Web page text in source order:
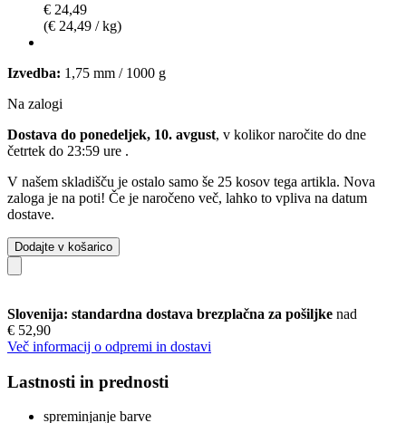
€ 24,49
(€ 24,49 / kg)
Izvedba: 1,75 mm / 1000 g
Na zalogi
Dostava do ponedeljek, 10. avgust, v kolikor naročite do dne
četrtek do 23:59 ure .
V našem skladišču je ostalo samo še 25 kosov tega artikla. Nova
zaloga je na poti! Če je naročeno več, lahko to vpliva na datum
dostave.
Dodajte v košarico
Slovenija: standardna dostava brezplačna za pošiljke nad
€ 52,90
Več informacij o odpremi in dostavi
Lastnosti in prednosti
spreminjanje barve